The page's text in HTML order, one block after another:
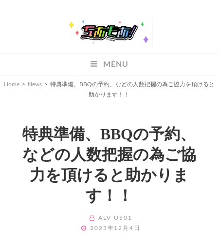
MENU
Home > News > 特典準備、BBQの予約、などの人数把握の為ご協力を頂けると
助かります！！
特典準備、BBQの予約、
などの人数把握の為ご協
力を頂けると助かりま
す！！
BY
ALV-US01
POSTED
2023年12月4日